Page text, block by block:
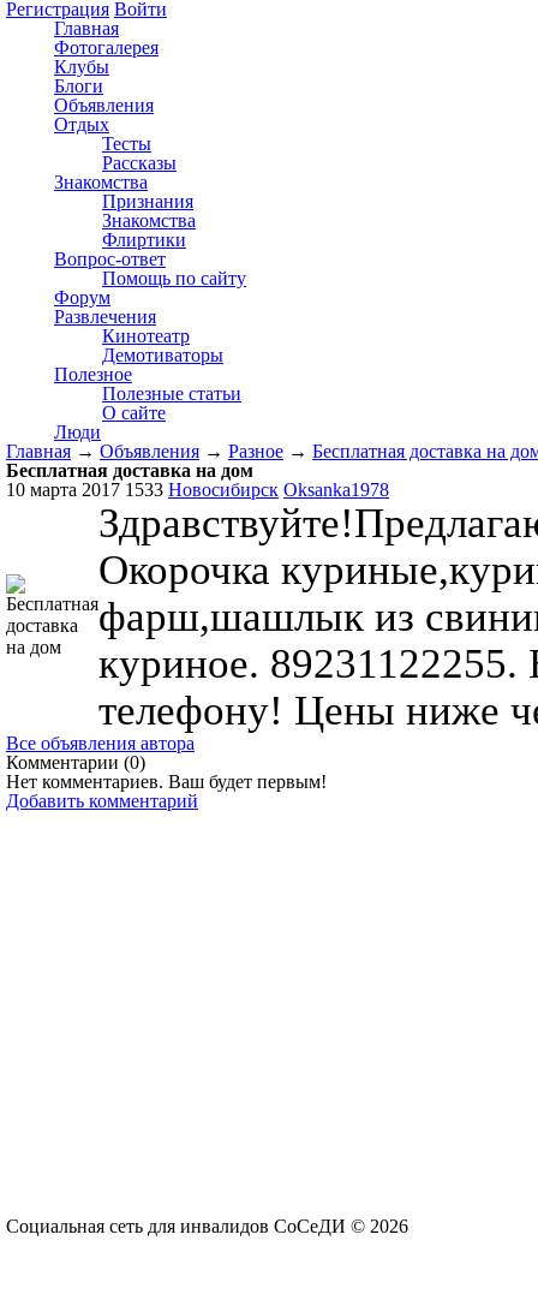
Регистрация Войти
Главная
Фотогалерея
Клубы
Блоги
Объявления
Отдых
Тесты
Рассказы
Знакомства
Признания
Знакомства
Флиртики
Вопрос-ответ
Помощь по сайту
Форум
Развлечения
Кинотеатр
Демотиваторы
Полезное
Полезные статьи
О сайте
Люди
Главная → Объявления → Разное → Бесплатная доставка на
Бесплатная доставка на дом
10 марта 2017 1533 Новосибирск Oksanka1978
Окорочка
фарш,шашлык из
куриное.
телефону! Цены ниже
Все объявления автора
Комментарии (0)
Нет комментариев. Ваш будет первым!
Добавить комментарий
Социальная сеть для инвалидов СоСеДИ © 2026